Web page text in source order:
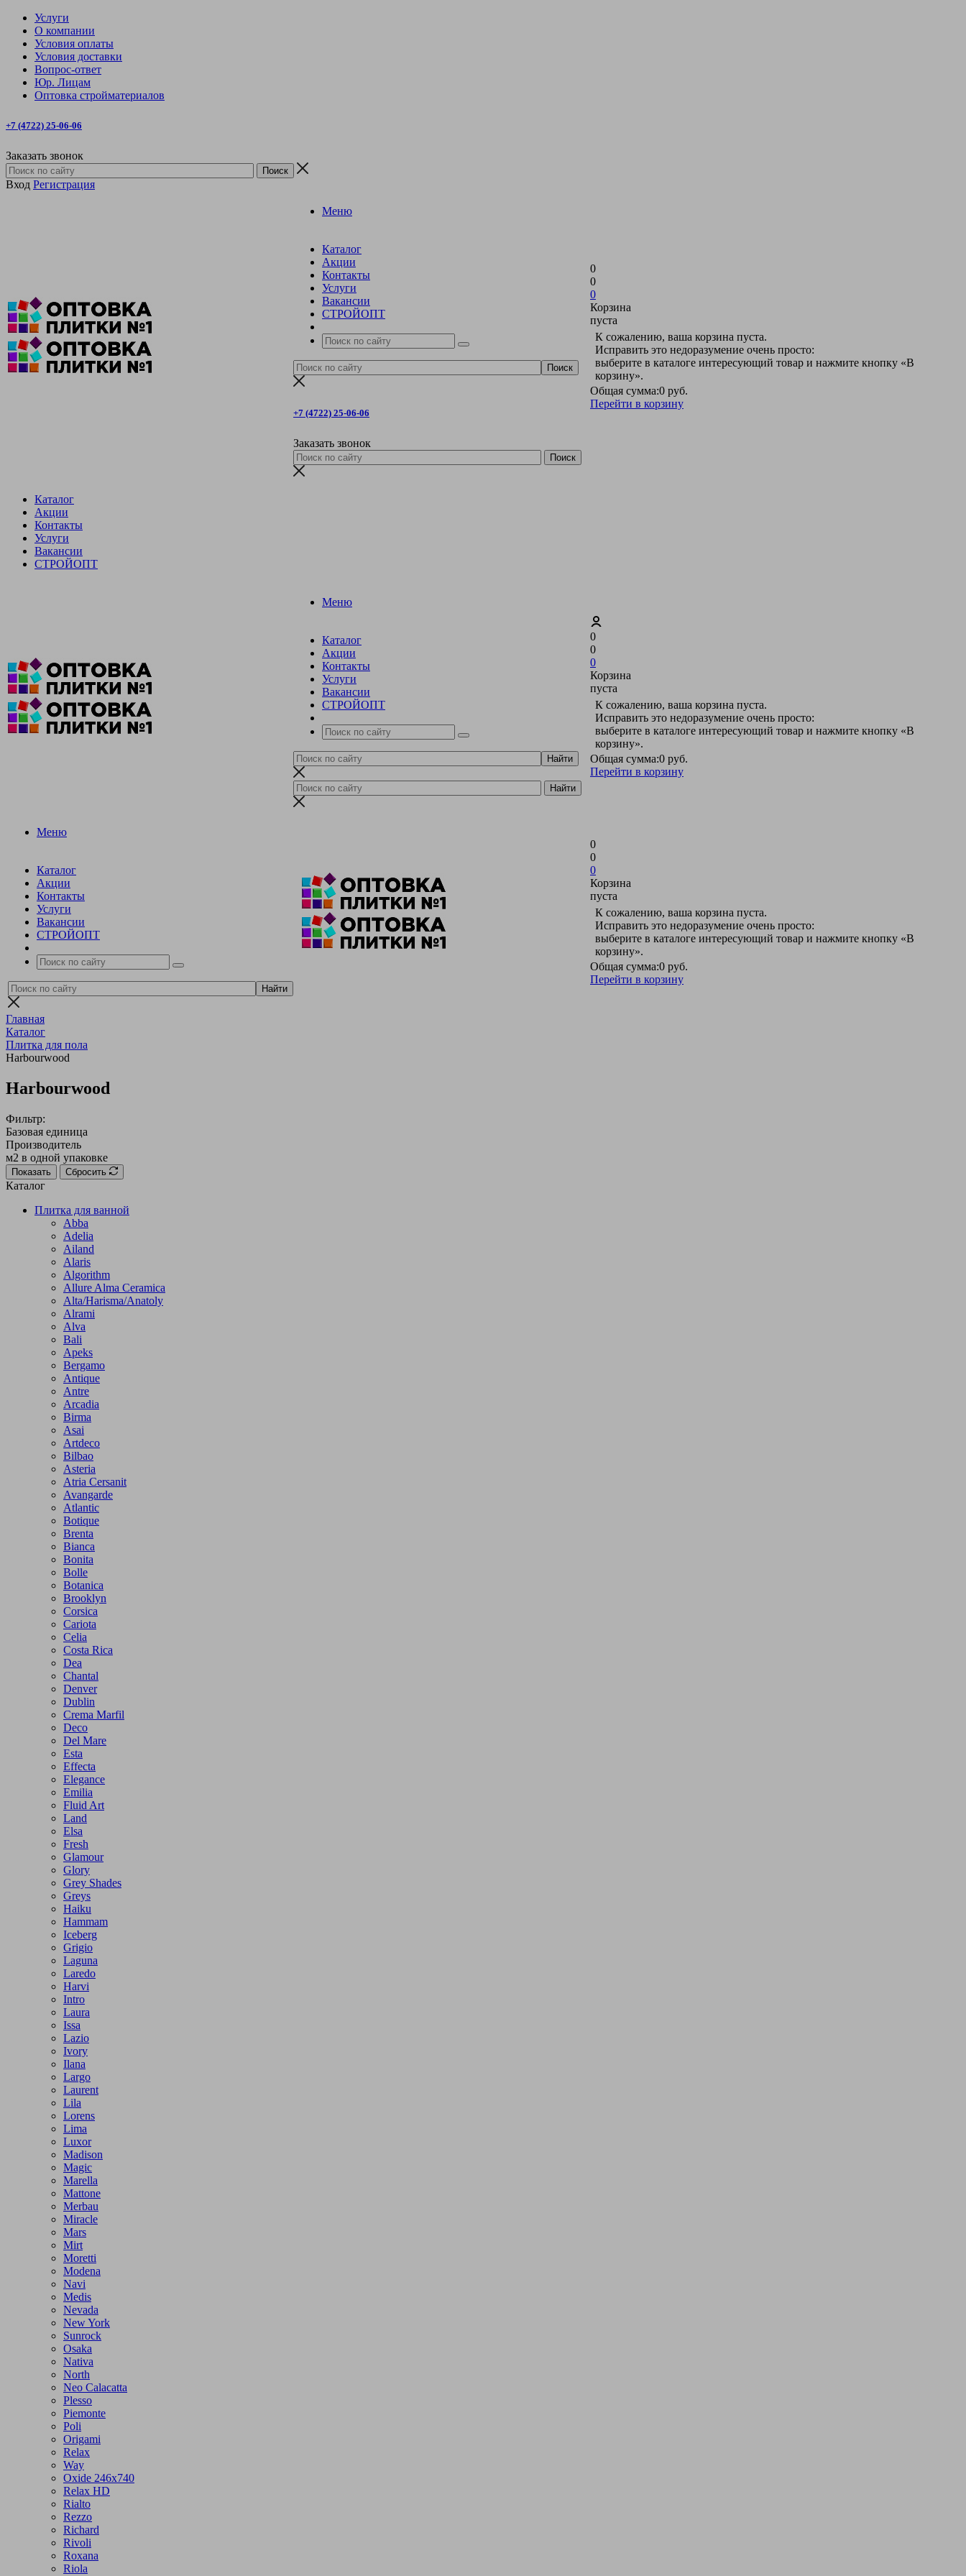
Услуги
О компании
Условия оплаты
Условия доставки
Вопрос-ответ
Юр. Лицам
Оптовка стройматериалов
+7 (4722) 25-06-06
Заказать звонок
Вход Регистрация
Меню
Каталог
Акции
Контакты
Услуги
Вакансии
СТРОЙОПТ
+7 (4722) 25-06-06
Заказать звонок
0
0
0
Корзина
пуста
К сожалению, ваша корзина пуста.
Исправить это недоразумение очень просто:
выберите в каталоге интересующий товар и нажмите кнопку «В
корзину».
Общая сумма:0 руб.
Перейти в корзину
Каталог
Акции
Контакты
Услуги
Вакансии
СТРОЙОПТ
Меню
Каталог
Акции
Контакты
Услуги
Вакансии
СТРОЙОПТ
0
0
0
Корзина
пуста
К сожалению, ваша корзина пуста.
Исправить это недоразумение очень просто:
выберите в каталоге интересующий товар и нажмите кнопку «В
корзину».
Общая сумма:0 руб.
Перейти в корзину
Меню
Каталог
Акции
Контакты
Услуги
Вакансии
СТРОЙОПТ
0
0
0
Корзина
пуста
К сожалению, ваша корзина пуста.
Исправить это недоразумение очень просто:
выберите в каталоге интересующий товар и нажмите кнопку «В
корзину».
Общая сумма:0 руб.
Перейти в корзину
Главная
Каталог
Плитка для пола
Harbourwood
Harbourwood
Фильтр:
Базовая единица
Производитель
м2 в одной упаковке
Показать Сбросить
Каталог
Плитка для ванной
Abba
Adelia
Ailand
Alaris
Algorithm
Allure Alma Ceramica
Alta/Harisma/Anatoly
Alrami
Alva
Bali
Apeks
Bergamo
Antique
Antre
Arcadia
Birma
Asai
Artdeco
Bilbao
Asteria
Atria Cersanit
Avangarde
Atlantic
Botique
Brenta
Bianca
Bonita
Bolle
Botanica
Brooklyn
Corsica
Cariota
Celia
Costa Rica
Dea
Chantal
Denver
Dublin
Crema Marfil
Deco
Del Mare
Esta
Effecta
Elegance
Emilia
Fluid Art
Land
Elsa
Fresh
Glamour
Glory
Grey Shades
Greys
Haiku
Hammam
Iceberg
Grigio
Laguna
Laredo
Harvi
Intro
Laura
Issa
Lazio
Ivory
Ilana
Largo
Laurent
Lila
Lorens
Lima
Luxor
Madison
Magic
Marella
Mattone
Merbau
Miracle
Mars
Mirt
Moretti
Modena
Navi
Medis
Nevada
New York
Sunrock
Osaka
Nativa
North
Neo Calacatta
Plesso
Piemonte
Poli
Origami
Relax
Way
Oxide 246x740
Relax HD
Rialto
Rezzo
Richard
Rivoli
Roxana
Riola